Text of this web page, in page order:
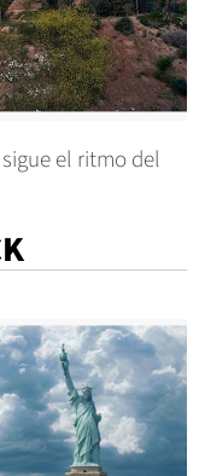
el ritmo del